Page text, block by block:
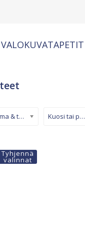
VALOKUVATAPETIT
Teema & tyyli Kuosi tai pinta
Tyhjennä
valinnat